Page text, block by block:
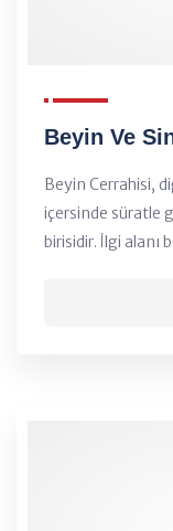
Beyin Ve
Beyin Cerrahisi,
içersinde süratle
birisidir. İlgi alanı